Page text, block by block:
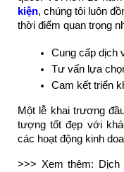
kiện, chúng tôi luôn
thời điểm quan trọng
Cung cấp dịch
Tư vấn lựa
Cam kết triển
Một lễ khai trương
tượng tốt đẹp với
các hoạt động kinh
>>> Xem thêm: Dịch